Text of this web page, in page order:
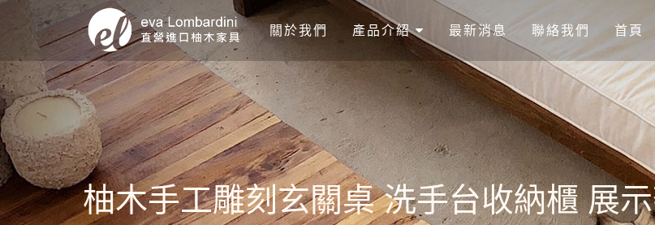
關於我們 產品介紹 最新消息 聯絡我們 首頁
柚木手工雕刻玄關桌 洗手台收納櫃 展